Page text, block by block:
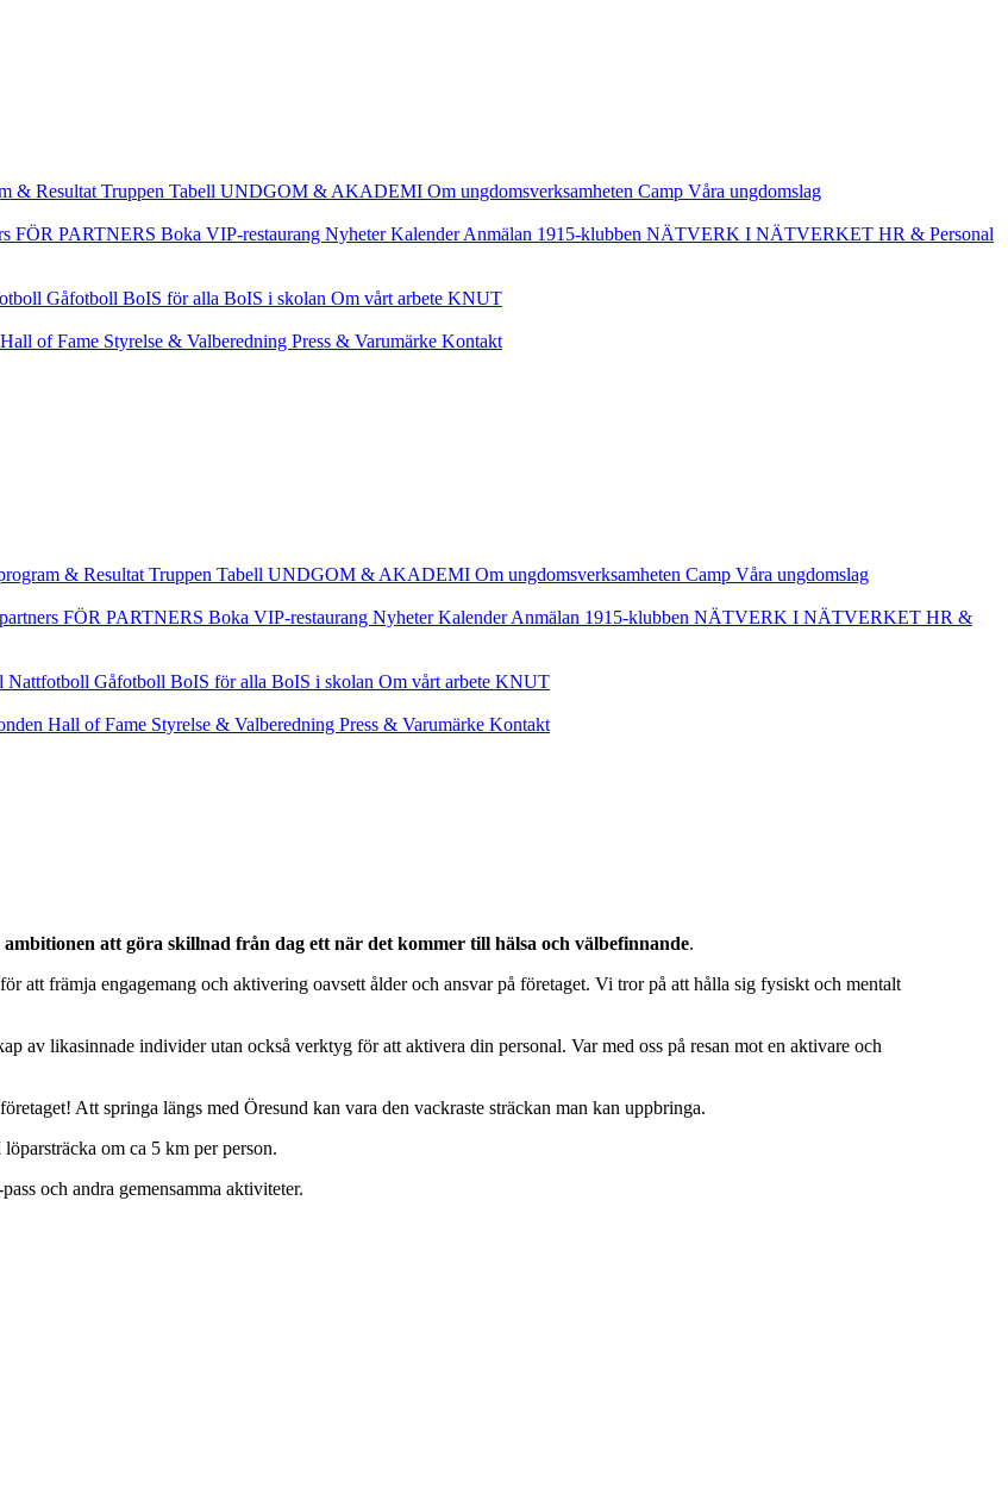
& Resultat Truppen Tabell UNDGOM & AKADEMI Om ungdomsverksamheten Camp Våra ungdomslag
FÖR PARTNERS Boka VIP-restaurang NyheterKalenderAnmälan 1915-klubben NÄTVERK I NÄTVERKET HR & Personal
Gåfotboll BoIS för alla BoIS i skolan Om vårt arbete KNUT
Hall of Fame Styrelse & Valberedning Press & Varumärke Kontakt
& Resultat Truppen Tabell UNDGOM & AKADEMI Om ungdomsverksamheten Camp Våra ungdomslag
FÖR PARTNERS Boka VIP-restaurang NyheterKalenderAnmälan 1915-klubben NÄTVERK I NÄTVERKET HR &
Nattfotboll Gåfotboll BoIS för alla BoIS i skolan Om vårt arbete KNUT
Hall of Fame Styrelse & Valberedning Press & Varumärke Kontakt
att göra skillnad från dag ett när det kommer till hälsa och välbefinnande.
att främja engagemang och aktivering oavsett ålder och ansvar på företaget. Vi tror på att hålla sig fysiskt och mentalt
av likasinnade individer utan också verktyg för att aktivera din personal. Var med oss på resan mot en aktivare och
Att springa längs med Öresund kan vara den vackraste sträckan man kan uppbringa.
om ca 5 km per person.
och andra gemensamma aktiviteter.